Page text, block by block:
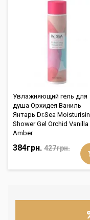
Увлажняющий гель для
душа Орхидея Ваниль
Янтарь Dr.Sea
Shower Gel Orchid Vanilla
Amber
384грн. 427грн.